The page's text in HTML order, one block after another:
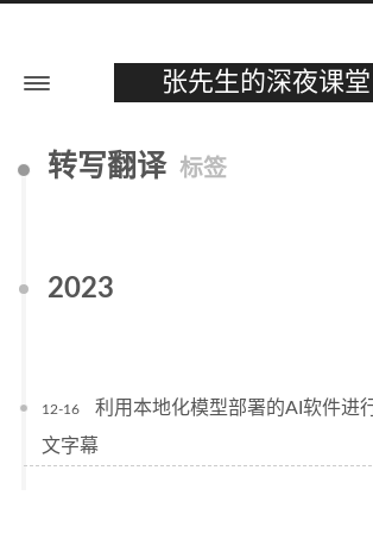
张先生的深夜课堂
转写翻译 标签
2023
12-16
利用本地化模型部署的AI软件进
文字幕